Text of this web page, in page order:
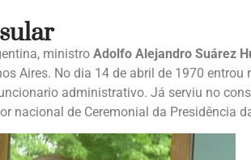
ministro Adolfo Alejandro Suárez
Aires. No dia 14 de abril de 1970
administrativo. Já serviu no
nacional de Ceremonial da Presidência